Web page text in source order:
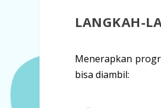
LANGKAH-
Menerapkan
bisa diambil: